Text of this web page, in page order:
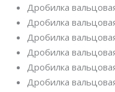
Дробилка
Дробилка
Дробилка
Дробилка
Дробилка
Дробилка